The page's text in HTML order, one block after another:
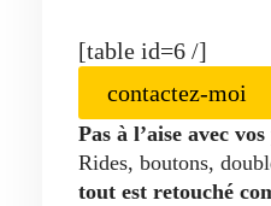
[table id=6 /]
contactez-moi
Pas à l’aise avec
Rides, boutons,
tout est retouché